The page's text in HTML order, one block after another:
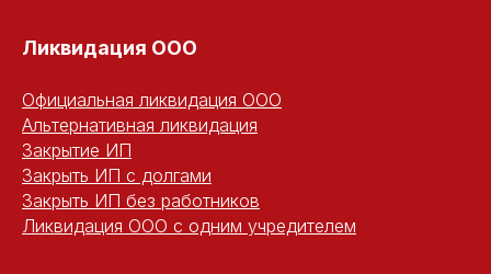
Ликвидация ООО
Официальная ликвидация ООО
Альтернативная ликвидация
Закрытие ИП
Закрыть ИП с долгами
Закрыть ИП без работников
Ликвидация ООО с одним учредителем